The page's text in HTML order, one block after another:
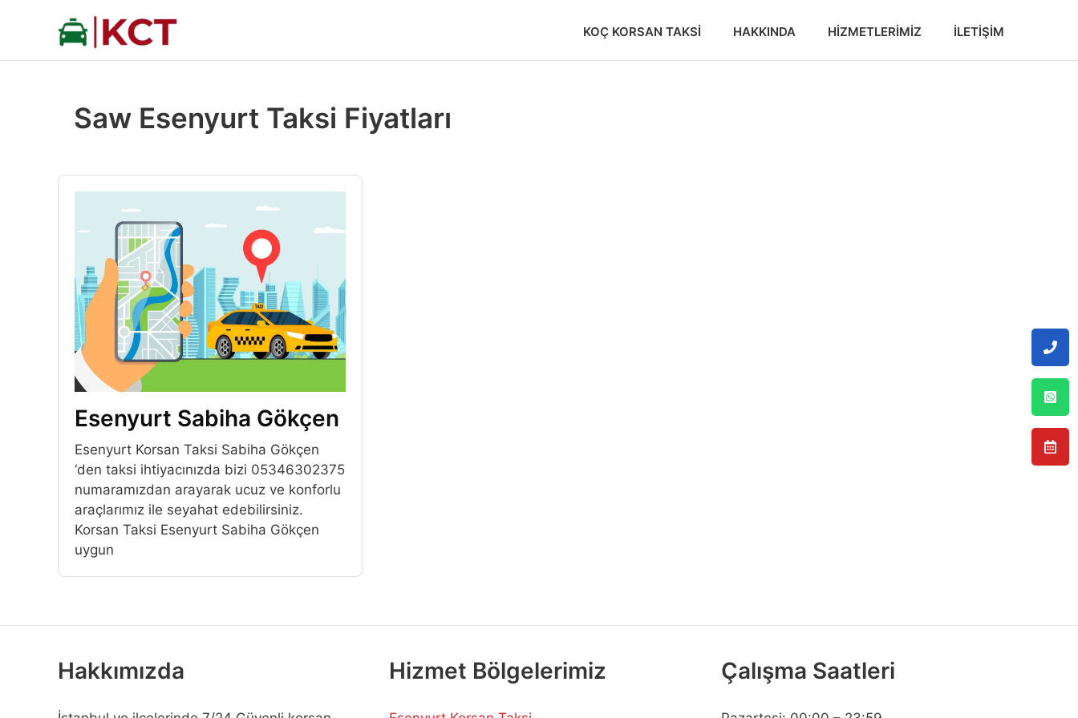
KOÇ KORSAN TAKSI HAKKINDA HIZMETLERIMIZ İLETIŞIM
Saw Esenyurt Taksi Fiyatları
Esenyurt Sabiha Gökçen
Esenyurt Korsan Taksi Sabiha Gökçen
‘den taksi ihtiyacınızda bizi 05346302375
numaramızdan arayarak ucuz ve konforlu
araçlarımız ile seyahat edebilirsiniz.
Korsan Taksi Esenyurt Sabiha Gökçen
uygun
Hakkımızda Hizmet Bölgelerimiz Çalışma Saatleri